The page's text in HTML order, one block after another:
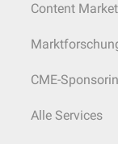
Content
CME-
Alle Services